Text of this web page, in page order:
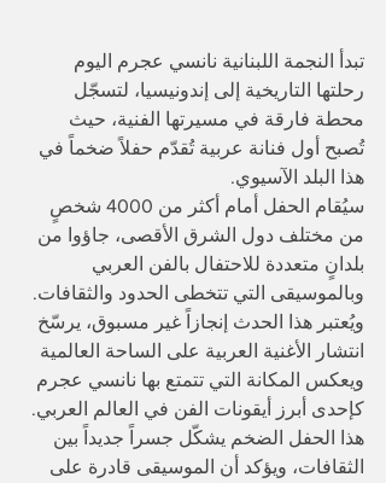
تبدأ النجمة اللبنانية نانسي عجرم اليوم
رحلتها التاريخية إلى إندونيسيا، لتسجّل
محطة فارقة في مسيرتها الفنية، حيث
تُصبح أول فنانة عربية تُقدّم حفلاً ضخماً في
هذا البلد الآسيوي.
سيُقام الحفل أمام أكثر من 4000 شخصٍ
من مختلف دول الشرق الأقصى، جاؤوا من
بلدانٍ متعددة للاحتفال بالفن العربي
وبالموسيقى التي تتخطى الحدود والثقافات.
ويُعتبر هذا الحدث إنجازاً غير مسبوق، يرسّخ
انتشار الأغنية العربية على الساحة العالمية
ويعكس المكانة التي تتمتع بها نانسي عجرم
كإحدى أبرز أيقونات الفن في العالم العربي.
هذا الحفل الضخم يشكّل جسراً جديداً بين
الثقافات، ويؤكد أن الموسيقى قادرة على